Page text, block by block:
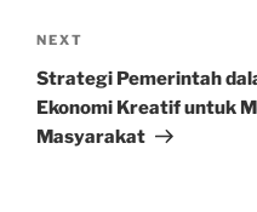
Next
Post
NEXT
Strategi Pemerintah
Ekonomi Kreatif untuk
Masyarakat